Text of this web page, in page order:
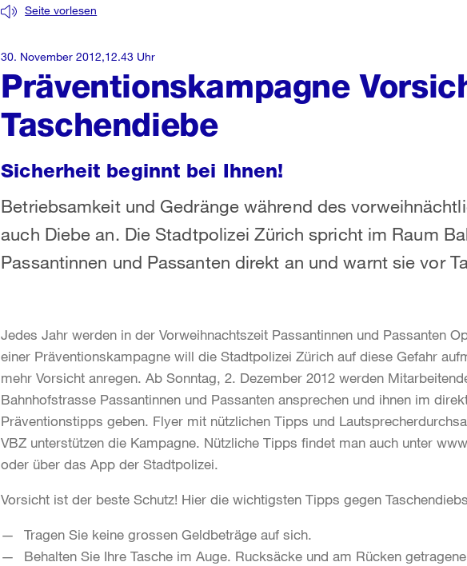
Präventionskampagne
Taschendiebe
Seite vorlesen
Sicherheit beginnt bei Ihnen!
Betriebsamkeit und Gedränge während des
auch Diebe an. Die Stadtpolizei Zürich spricht im Raum
Passantinnen und Passanten direkt an und warnt sie vor
30. November 2012,12.43 Uhr
Jedes Jahr werden in der Vorweihnachtszeit Passantinnen und Passanten
einer Präventionskampagne will die Stadtpolizei Zürich auf diese Gefahr
mehr Vorsicht anregen. Ab Sonntag, 2. Dezember 2012 werden
Bahnhofstrasse Passantinnen und Passanten ansprechen und ihnen im
Präventionstipps geben. Flyer mit nützlichen Tipps und
VBZ unterstützen die Kampagne. Nützliche Tipps findet man auch unter
oder über das App der Stadtpolizei.
Vorsicht ist der beste Schutz! Hier die wichtigsten Tipps gegen
Tragen Sie keine grossen Geldbeträge auf sich.
Behalten Sie Ihre Tasche im Auge. Rucksäcke und am Rücken